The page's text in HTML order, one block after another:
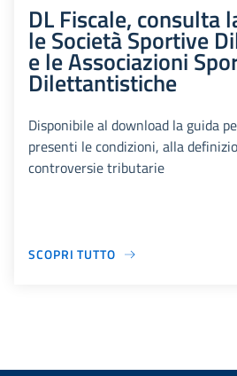
DL Fiscale, consulta
le Società Sportive
e le Associazioni
Dilettantistiche
Disponibile al download la guida
presenti le condizioni, alla
controversie tributarie
SCOPRI TUTTO